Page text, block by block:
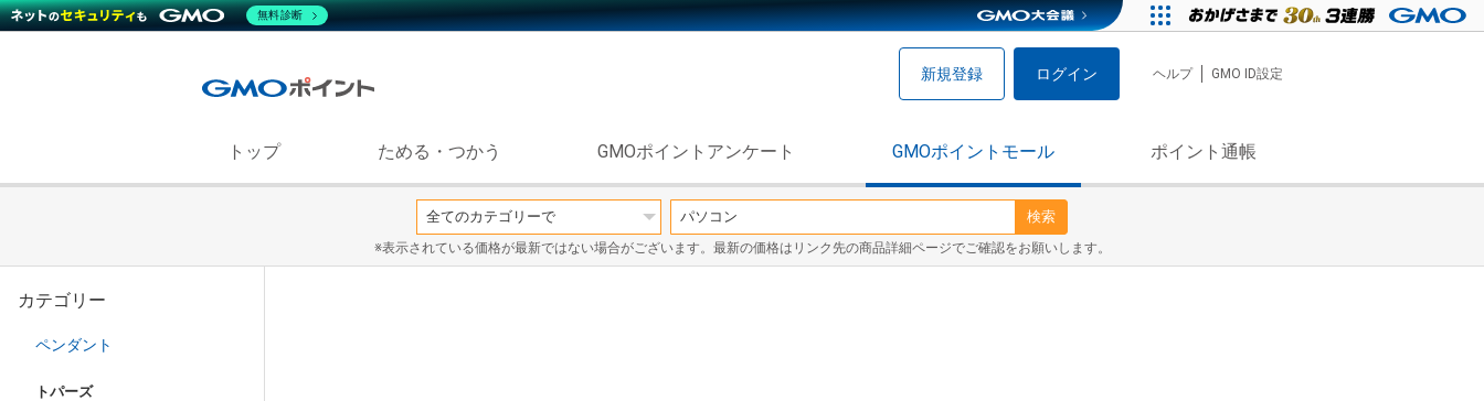
新規登録 ログイン ヘルプ GMO ID設定
トップ ためる・つかう GMOポイントアンケート GMOポイントモール ポイント通帳
検索
※表示されている価格が最新ではない場合がございます。最新の価格はリンク先の商品詳細ページでご確認をお願いします。
カテゴリー
ペンダント
トパーズ
無料診断